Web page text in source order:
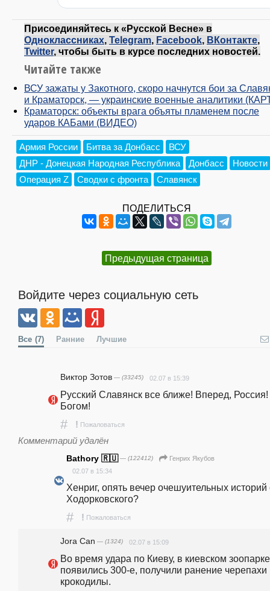
Присоединяйтесь к «Русской Весне» в
Одноклассниках, Telegram, Facebook, ВКонтакте,
Twitter, чтобы быть в курсе последних новостей.
Читайте также
ВСУ зажаты у Закотного, скоро начнутся бои за
и Краматорск, — украинские военные аналитики
Краматорск: объекты врага объяты пламенем после
ударов КАБами (ВИДЕО)
Армия России Битва за Донбасс
ВСУ
ДНР - Донецкая Народная Республика
Донбасс
Новости
Операция Z
Сводки с фронта Славянск
ПОДЕЛИТЬСЯ
Предыдущая страница
Войдите через социальную сеть
Все (7) Ранние Лучшие
Виктор Зотов — (33245) 02.07 в 15:39
Русский Славянск все ближе! Вперед,
Богом!
# ! Пожаловаться
Комментарий удалён
Bathory 🇷🇺— (122412)
Генрих Якубов
02.07 в 15:34
Хенриг, опять вечер очешуительных историй
Ходорковского?
# ! Пожаловаться
Jora Can — (1324) 02.07 в 15:09
Во время удара по Киеву, в киевском зоопарке
появились 300-е, получили ранение черепахи
крокодилы.